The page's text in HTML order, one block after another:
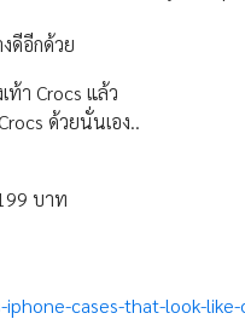
ดีอีกด้วย
ท้า Crocs แล้ว
ด้วยนั่นเอง..
บาท
cases-that-look-like-